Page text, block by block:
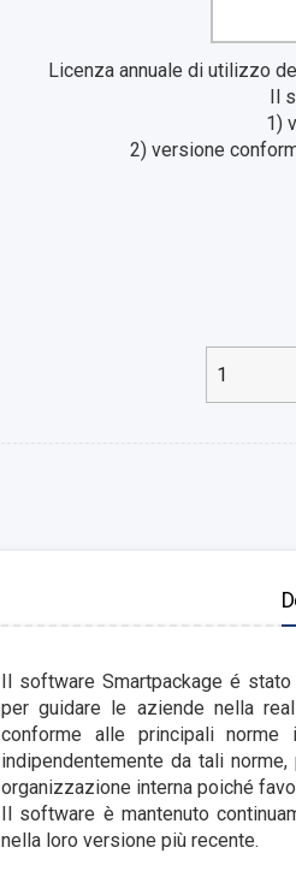
Licenza annuale di utilizzo
Il
1)
2) versione
Il software Smartpackage é
per guidare le aziende nella
conforme alle principali
indipendentemente da tali
organizzazione interna poiché
Il software è mantenuto
nella loro versione più recente.